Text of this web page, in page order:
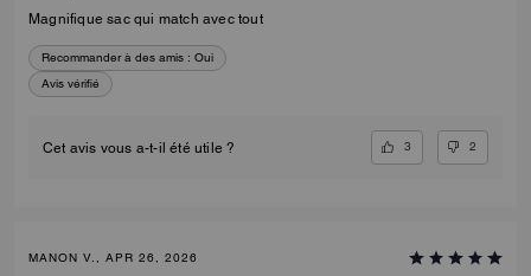
Magnifique sac qui match avec tout
Recommander à des amis : Oui
Avis vérifié
Cet avis vous a-t-il été utile ? 3 2
MANON V., APR 26, 2026